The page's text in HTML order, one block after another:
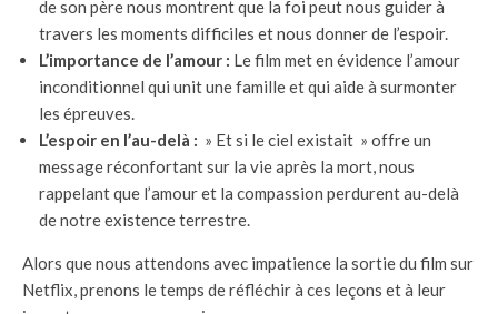
de son père nous montrent que la foi peut nous guider à
travers les moments difficiles et nous donner de l’espoir.
L’importance de l’amour : Le film met en évidence l’amour
inconditionnel qui unit une famille et qui aide à surmonter
les épreuves.
L’espoir en l’au-delà : » Et si le ciel existait » offre un
message réconfortant sur la vie après la mort, nous
rappelant que l’amour et la compassion perdurent au-delà
de notre existence terrestre.
Alors que nous attendons avec impatience la sortie du film sur
Netflix, prenons le temps de réfléchir à ces leçons et à leur